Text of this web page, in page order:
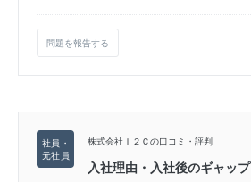
問題を報告する
株式会社Ｉ２Ｃの口コミ・評判
入社理由・入社後のギャップ